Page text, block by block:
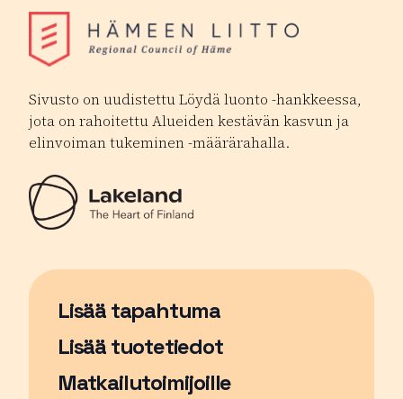
Sivusto on uudistettu Löydä luonto -hankkeessa,
jota on rahoitettu Alueiden kestävän kasvun ja
elinvoiman tukeminen -määrärahalla.
Lisää tapahtuma
Sivu avautuu uudessa ikkunassa
Lisää tuotetiedot
Matkailutoimijoille